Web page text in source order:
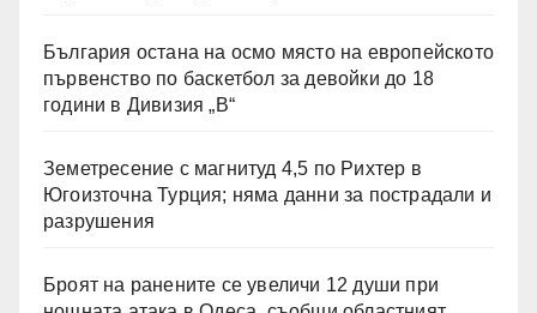
България остана на осмо място на европейското
първенство по баскетбол за девойки до 18
години в Дивизия „В“
Земетресение с магнитуд 4,5 по Рихтер в
Югоизточна Турция; няма данни за пострадали и
разрушения
Броят на ранените се увеличи 12 души при